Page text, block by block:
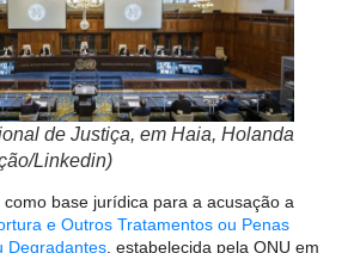
de Justiça, em Haia, Holanda
Linkedin)
base jurídica para a acusação a
e Outros Tratamentos ou Penas
Degradantes , estabelecida pela ONU em